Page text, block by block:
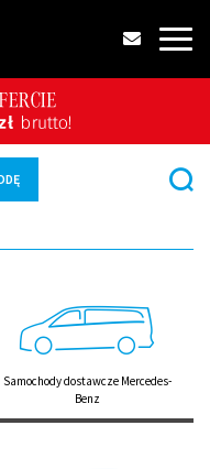
Samochody dostawcze Mercedes-
Benz